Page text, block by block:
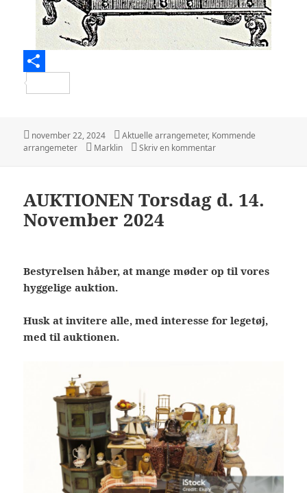
r
Udgivet
i
november 22, 2024 Kategorier
Aktuelle arrangemeter, Kommende
arrangemeter
Tags
Marklin Skriv en kommentartil Snurretoppens
AUKTIONEN Torsdag d. 14.
November 2024
Bestyrelsen håber, at mange møder op til vores
hyggelige auktion.
Husk at invitere alle, med interesse for legetøj,
med til auktionen.